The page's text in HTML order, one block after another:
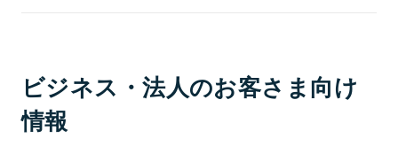
ビジネス・法人のお客さま向け
情報